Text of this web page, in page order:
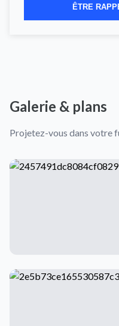
ÊTRE
Galerie & plans
Projetez-vous dans votre